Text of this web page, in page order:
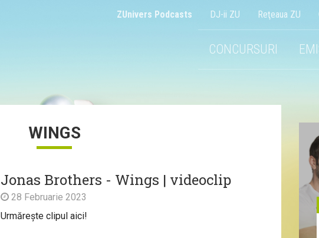
ZUnivers Podcasts DJ-ii ZU Reţeaua ZU
CONCURSURI
WINGS
Jonas Brothers - Wings | videoclip
28 Februarie 2023
Urmărește clipul aici!